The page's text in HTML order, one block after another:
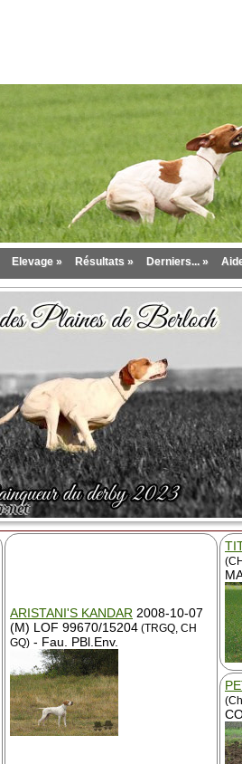
Elevage » Résultats » Derniers... »
ARISTANI'S KANDAR 2008-10-07
(M) LOF 99670/15204 (TRGQ, CH
GQ) - Fau. PBl.Env.